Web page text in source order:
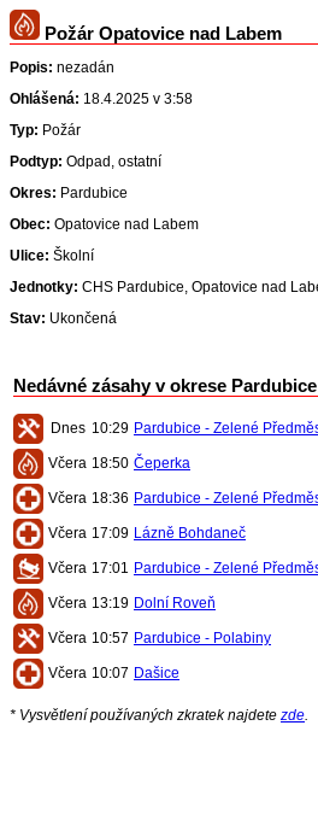
Požár Opatovice nad Labem
Popis: nezadán
Ohlášená: 18.4.2025 v 3:58
Typ: Požár
Podtyp: Odpad, ostatní
Okres: Pardubice
Obec: Opatovice nad Labem
Ulice: Školní
Jednotky: CHS Pardubice, Opatovice nad
Stav: Ukončená
Nedávné zásahy v okrese Pardubice
Dnes 10:29 Pardubice - Zelené
Včera 18:50 Čeperka
Včera 18:36 Pardubice - Zelené
Včera 17:09 Lázně Bohdaneč
Včera 17:01 Pardubice - Zelené
Včera 13:19 Dolní Roveň
Včera 10:57 Pardubice - Polabiny
Včera 10:07 Dašice
* Vysvětlení používaných zkratek najdete zde.